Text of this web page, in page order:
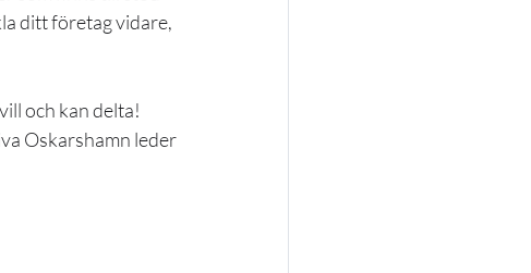
ditt företag vidare,
och kan delta!
Oskarshamn leder